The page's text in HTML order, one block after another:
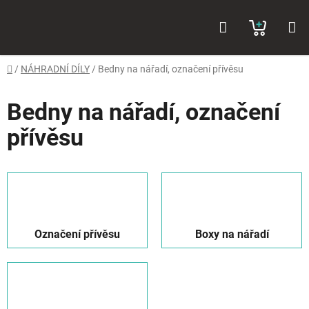
KOŠÍK
Domů
/ NÁHRADNÍ DÍLY / Bedny na nářadí, označení přívěsu
Bedny na nářadí, označení
přívěsu
Označení přívěsu Boxy na nářadí